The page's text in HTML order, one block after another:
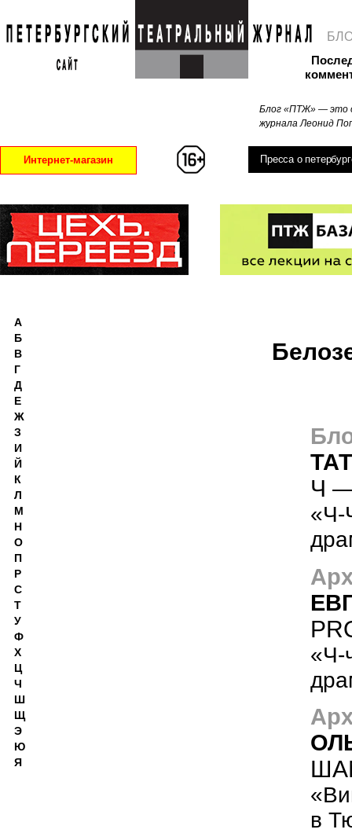
Блог «ПТЖ» — это
журнала Леонид
Интернет-магазин Пресса о
Ч
«Ч-
«Ч-
в
А
Б
В
Г
Д
Е
Ж
З
И
Й
К
Л
М
Н
О
П
Р
С
Т
У
Ф
Х
Ц
Ч
Ш
Щ
Э
Ю
Я